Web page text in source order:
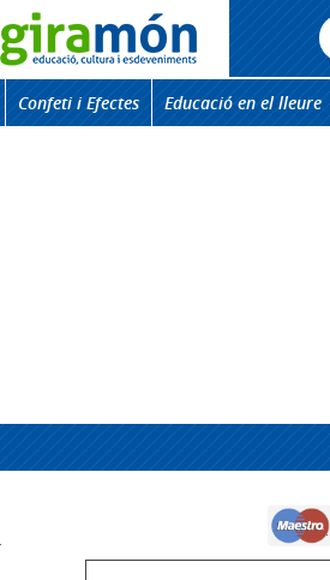
Confeti i Efectes Educació en el lleure